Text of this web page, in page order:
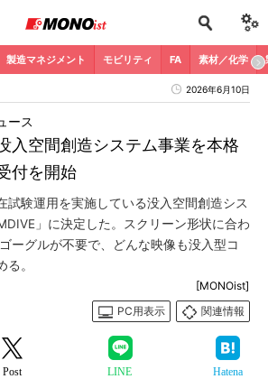
製造マネジメント モビリティ FA 素材／化学
2026年6月10日
入空間創造システム事業を本格
付を開始
ース
試験運用を実施している没入空間創造シス
」に決定した。スクリーン形状に合わ
ーグルが不要で、どんな映像も没入型コ
。
[MONOist]
PC用表示
関連情報
Post LINE Hatena